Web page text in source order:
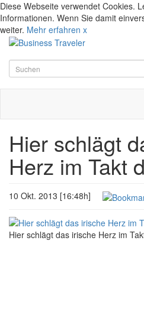
Diese Webseite verwendet Cookies.
Informationen. Wenn Sie damit
weiter. Mehr erfahren x
Hier schlägt
Herz im Takt
10 Okt. 2013 [16:48h]
Hier schlägt das irische Herz im